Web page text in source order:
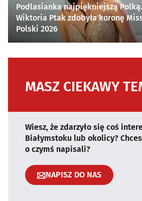
Podlasianka najpiękniejszą Polką.
Wiktoria Ptak zdobyła koronę
Polski 2026
MASZ CIEKAWY
Wiesz, że zdarzyło się coś
Białymstoku lub okolicy?
o czymś napisali?
NAPISZ DO NAS